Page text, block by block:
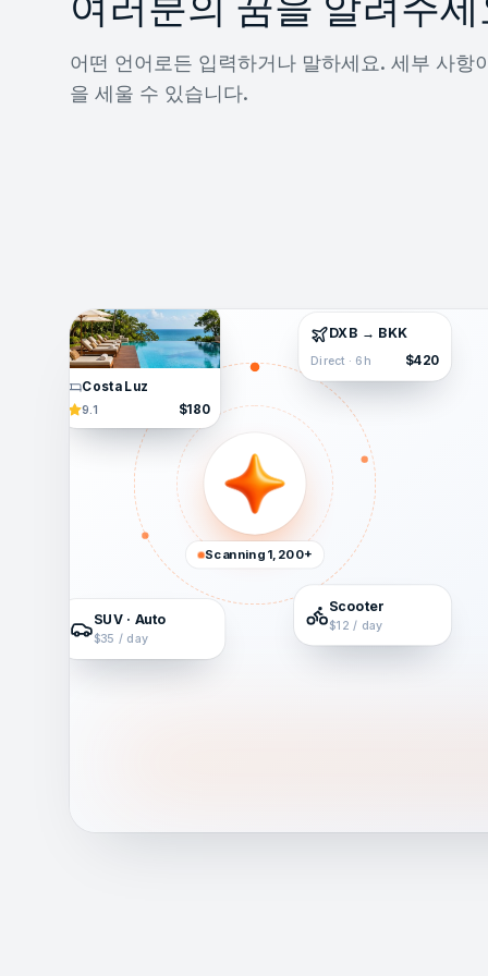
어떤 언어로든 입력하거나 말하세요. 세부 사항
을 세울 수 있습니다.
Costa Luz
9.1 $180
DXB → BKK
Direct · 6h $420
SUV · Auto
$35 / day
Scooter
$12 / day
Scanning 1,200+